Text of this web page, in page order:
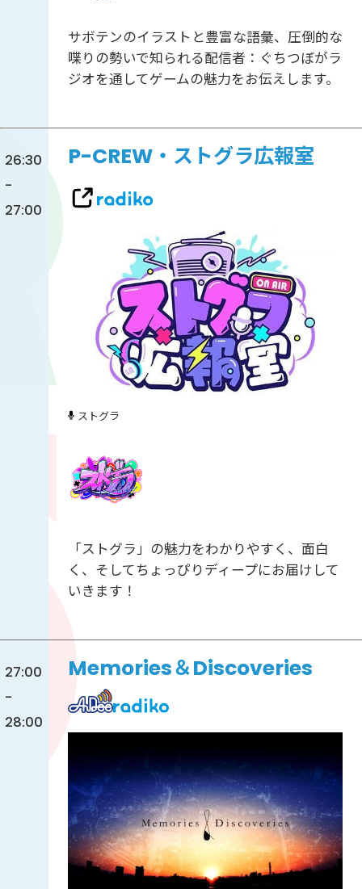
サボテンのイラストと豊富な語彙、圧倒的な
喋りの勢いで知られる配信者：ぐちつぼがラ
ジオを通してゲームの魅力をお伝えします。
26:30
-
27:00
P-CREW・ストグラ広報室
ストグラ
「ストグラ」の魅力をわかりやすく、面白
く、そしてちょっぴりディープにお届けして
いきます！
27:00
-
28:00
Memories＆Discoveries